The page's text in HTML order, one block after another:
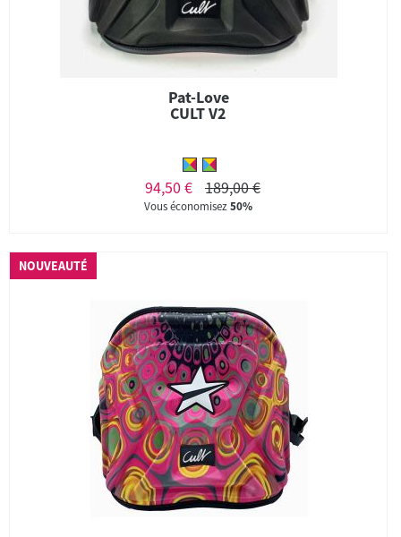
Pat-Love
CULT V2
94,50 € 189,00 €
Vous économisez50%
NOUVEAUTÉ